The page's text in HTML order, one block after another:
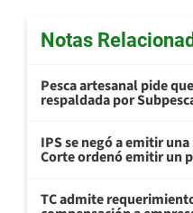
Notas
Pesca artesanal pide
respaldada por
IPS se negó a emitir
Corte ordenó emitir un
TC admite